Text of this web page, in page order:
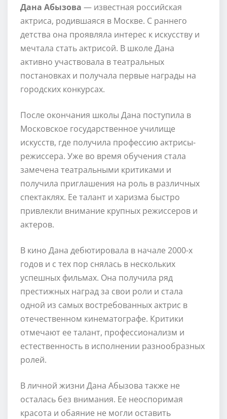
Дана Абызова — известная российская
актриса, родившаяся в Москве. С раннего
детства она проявляла интерес к искусству и
мечтала стать актрисой. В школе Дана
активно участвовала в театральных
постановках и получала первые награды на
городских конкурсах.
После окончания школы Дана поступила в
Московское государственное училище
искусств, где получила профессию актрисы-
режиссера. Уже во время обучения стала
замечена театральными критиками и
получила приглашения на роль в различных
спектаклях. Ее талант и харизма быстро
привлекли внимание крупных режиссеров и
актеров.
В кино Дана дебютировала в начале 2000-х
годов и с тех пор снялась в нескольких
успешных фильмах. Она получила ряд
престижных наград за свои роли и стала
одной из самых востребованных актрис в
отечественном кинематографе. Критики
отмечают ее талант, профессионализм и
естественность в исполнении разнообразных
ролей.
В личной жизни Дана Абызова также не
осталась без внимания. Ее неоспоримая
красота и обаяние не могли оставить